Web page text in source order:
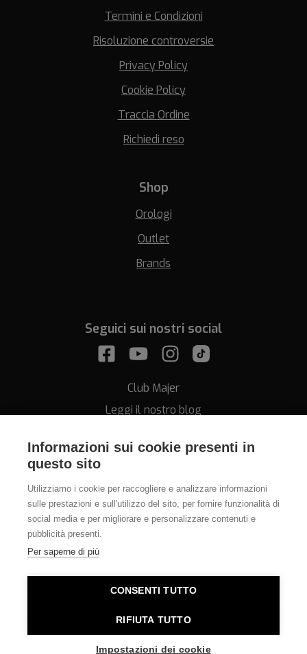
Informazioni sui cookie presenti in
questo sito
Utilizziamo i cookie per raccogliere e analizzare informazioni
sulle prestazioni e sull'utilizzo del sito, per fornire funzionalità di
social media e per migliorare e personalizzare contenuti e
pubblicità presenti.
Per saperne di più
CONSENTI TUTTO
RIFIUTA TUTTO
Impostazioni dei cookie
Termini e Condizioni
Risoluzione controversie
Privacy Policy
Cookie Policy
Traccia Ordine
Richiedi reso
Shop
Orologi
Outlet
Brands
Seguici sui nostri social
Club Majer
Leggi il nostro blog
Assistenza
info@orologeriamajer.it
Orologeria Majer di Alessi Speranza & C. s.n.c. - P.IVA